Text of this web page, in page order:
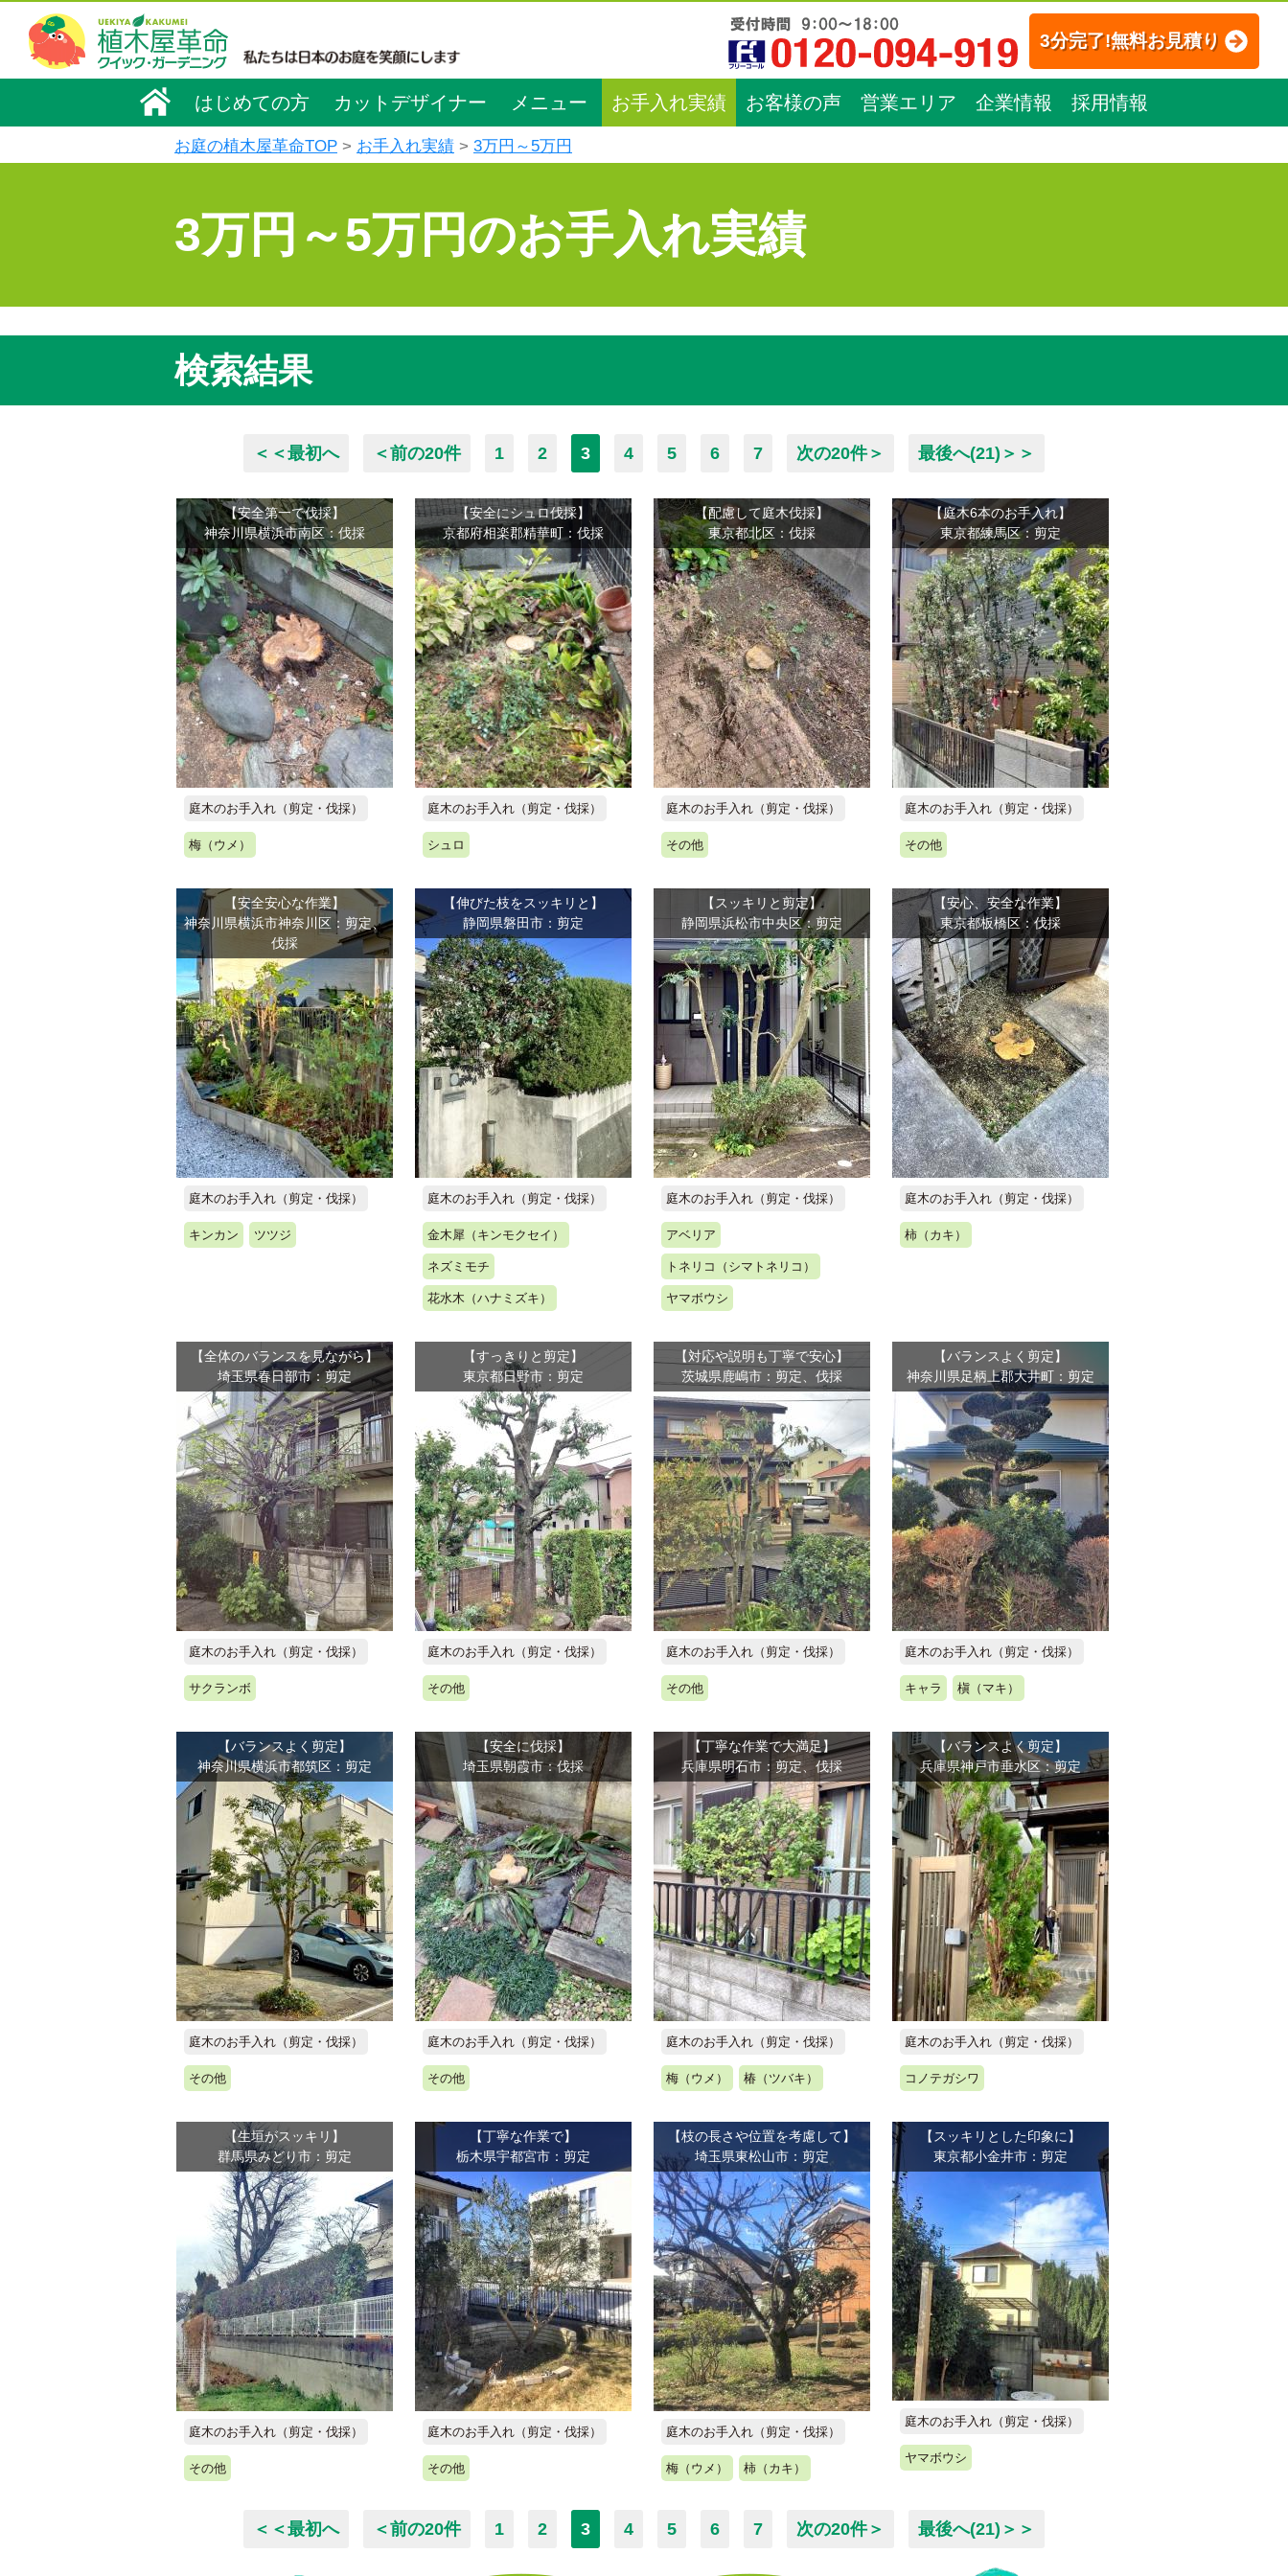
3分完了!無料お見積り
はじめての方 カットデザイナー メニュー お手入れ実績 お客様の声 営業エリア 企業情報 採用情報
お庭の植木屋革命TOP お手入れ実績 3万円～5万円
3万円～5万円のお手入れ実績
検索結果
＜＜最初へ ＜前の20件 1 2 3 4 5 6 7 次の20件＞ 最後へ(21)＞＞
【安全第一で伐採】
神奈川県横浜市南区：伐採
庭木のお手入れ（剪定・伐採）
梅（ウメ）
【安全にシュロ伐採】
京都府相楽郡精華町：伐採
庭木のお手入れ（剪定・伐採）
シュロ
【配慮して庭木伐採】
東京都北区：伐採
庭木のお手入れ（剪定・伐採）
その他
【庭木6本のお手入れ】
東京都練馬区：剪定
庭木のお手入れ（剪定・伐採）
その他
【安全安心な作業】
神奈川県横浜市神奈川区：剪定、
伐採
庭木のお手入れ（剪定・伐採）
キンカン ツツジ
【伸びた枝をスッキリと】
静岡県磐田市：剪定
庭木のお手入れ（剪定・伐採）
金木犀（キンモクセイ）
ネズミモチ
花水木（ハナミズキ）
【スッキリと剪定】
静岡県浜松市中央区：剪定
庭木のお手入れ（剪定・伐採）
アベリア
トネリコ（シマトネリコ）
ヤマボウシ
【安心、安全な作業】
東京都板橋区：伐採
庭木のお手入れ（剪定・伐採）
柿（カキ）
【全体のバランスを見ながら】
埼玉県春日部市：剪定
庭木のお手入れ（剪定・伐採）
サクランボ
【すっきりと剪定】
東京都日野市：剪定
庭木のお手入れ（剪定・伐採）
その他
【対応や説明も丁寧で安心】
茨城県鹿嶋市：剪定、伐採
庭木のお手入れ（剪定・伐採）
その他
【バランスよく剪定】
神奈川県足柄上郡大井町：剪定
庭木のお手入れ（剪定・伐採）
キャラ 槇（マキ）
【バランスよく剪定】
神奈川県横浜市都筑区：剪定
庭木のお手入れ（剪定・伐採）
その他
【安全に伐採】
埼玉県朝霞市：伐採
庭木のお手入れ（剪定・伐採）
その他
【丁寧な作業で大満足】
兵庫県明石市：剪定、伐採
庭木のお手入れ（剪定・伐採）
梅（ウメ） 椿（ツバキ）
【バランスよく剪定】
兵庫県神戸市垂水区：剪定
庭木のお手入れ（剪定・伐採）
コノテガシワ
【生垣がスッキリ】
群馬県みどり市：剪定
庭木のお手入れ（剪定・伐採）
その他
【丁寧な作業で】
栃木県宇都宮市：剪定
庭木のお手入れ（剪定・伐採）
その他
【枝の長さや位置を考慮して】
埼玉県東松山市：剪定
庭木のお手入れ（剪定・伐採）
梅（ウメ） 柿（カキ）
【スッキリとした印象に】
東京都小金井市：剪定
庭木のお手入れ（剪定・伐採）
ヤマボウシ
＜＜最初へ ＜前の20件 1 2 3 4 5 6 7 次の20件＞ 最後へ(21)＞＞